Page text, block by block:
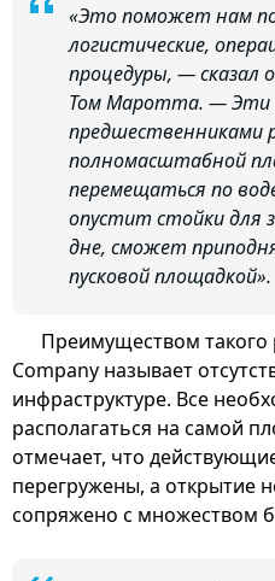
«Это поможет нам
логистические,
процедуры, — сказал
Том Маротта. — Эти
предшественниками
полномасштабной
перемещаться по
опустит стойки для
дне, сможет
пусковой площадкой».
Преимуществом
Company называет
инфраструктуре. Все
располагаться на самой
отмечает, что
перегружены, а открытие
сопряжено с множеством